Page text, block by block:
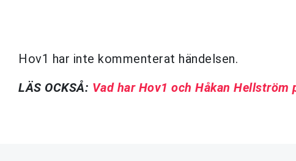
Hov1 har inte kommenterat händelsen.
LÄS OCKSÅ: Vad har Hov1 och Håkan Hellström